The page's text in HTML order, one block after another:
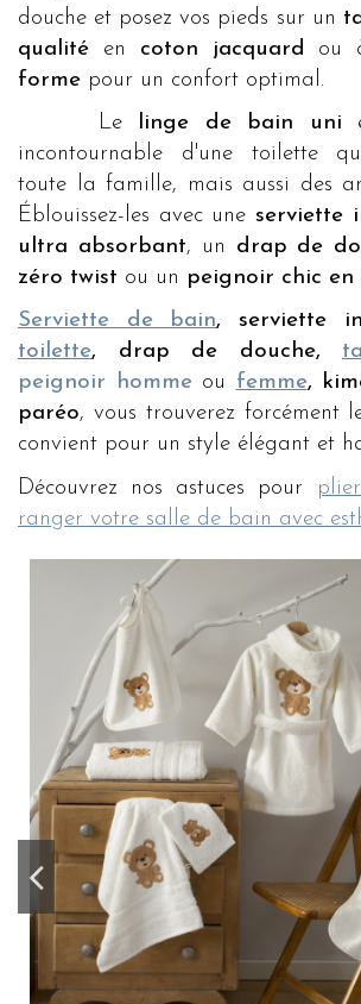
douche et posez vos pieds sur un
qualité en coton jacquard ou
forme pour un confort optimal.
Le
linge de bain uni
incontournable d'une toilette
toute la famille, mais aussi des
Éblouissez-les avec une serviette
ultra absorbant, un drap de
zéro twist ou un peignoir chic
Serviette de bain, serviette
toilette, drap de douche,
peignoir homme ou femme,
paréo, vous trouverez forcément
convient pour un style élégant et
Découvrez nos astuces pour
ranger votre salle de bain avec